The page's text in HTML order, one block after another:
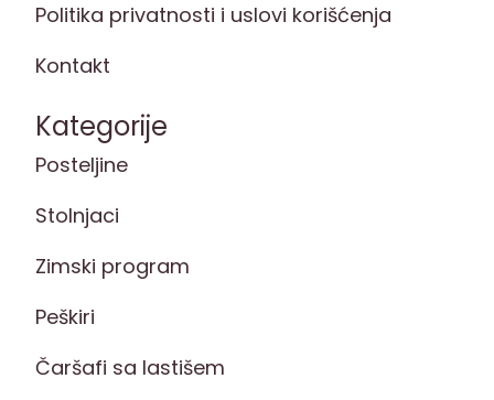
Politika privatnosti i uslovi korišćenja
Kontakt
Kategorije
Posteljine
Stolnjaci
Zimski program
Peškiri
Čaršafi sa lastišem